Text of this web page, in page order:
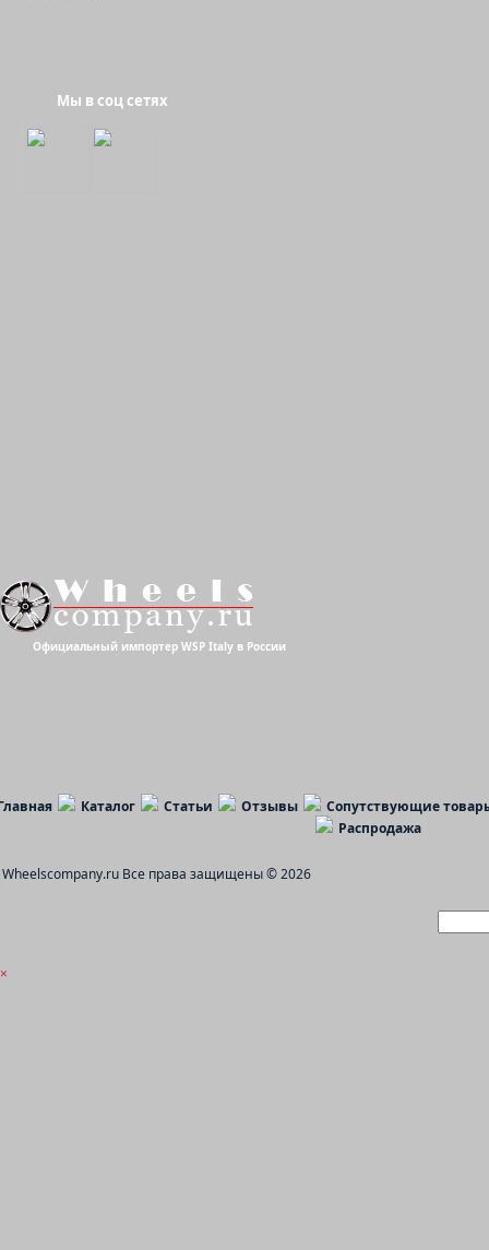
Мы в соц сетях
Официальный импортер WSP Italy в России
Каталог Статьи Отзывы
Сопутствующие
Распродажа
Wheelscompany.ru Все права защищены © 2026
×